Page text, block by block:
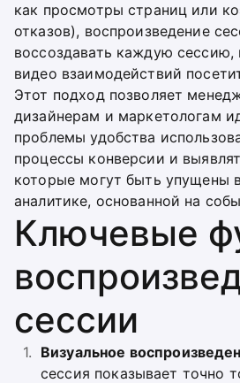
как просмотры страниц или
отказов), воспроизведение
воссоздавать каждую
видео взаимодействий
Этот подход позволяет
дизайнерам и маркетологам
проблемы удобства
процессы конверсии и
которые могут быть упущены
аналитике, основанной на
Ключевые
сессии
Визуальное
сессия показывает точно